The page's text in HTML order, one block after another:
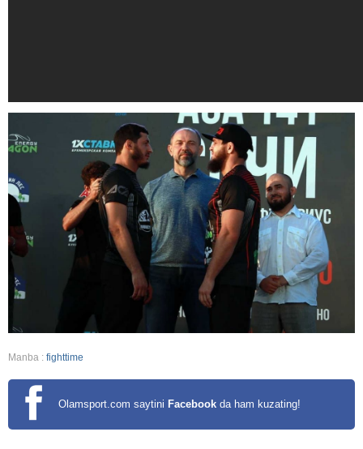
Manba : fighttime
Olamsport.com saytini Facebook da ham kuzating!